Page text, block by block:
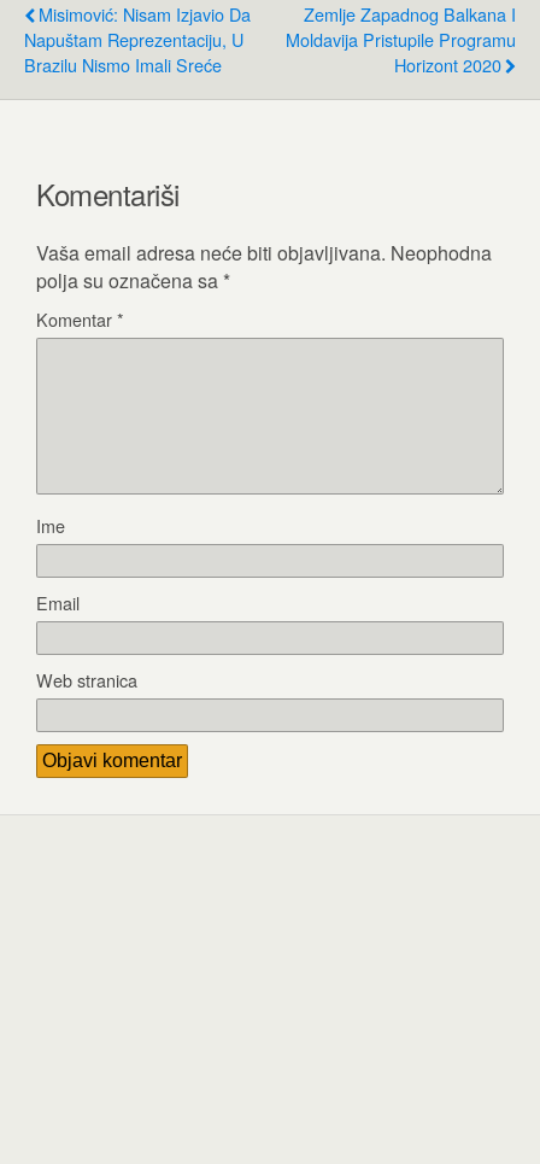
Misimović: Nisam Izjavio Da
Napuštam Reprezentaciju, U
Brazilu Nismo Imali Sreće
Zemlje Zapadnog Balkana I
Moldavija Pristupile Programu
Horizont 2020
Komentariši
Vaša email adresa neće biti objavljivana. Neophodna
polja su označena sa *
Komentar*
Ime
Email
Web stranica